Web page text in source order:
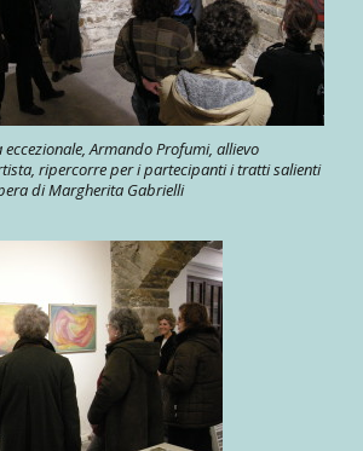
eccezionale, Armando Profumi, allievo
ripercorre per i partecipanti i tratti salienti
di Margherita Gabrielli